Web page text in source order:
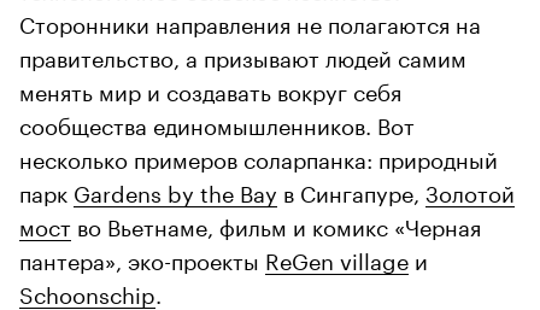
Сторонники направления не полагаются на
правительство, а призывают людей самим
менять мир и создавать вокруг себя
сообщества единомышленников. Вот
несколько примеров соларпанка: природный
парк Gardens by the Bay в Сингапуре, Золотой
мост во Вьетнаме, фильм и комикс «Черная
пантера», эко-проекты ReGen village и
Schoonschip